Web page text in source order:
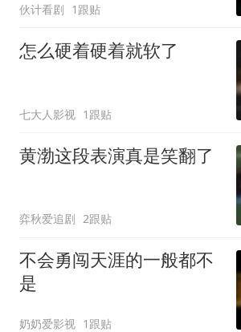
伙计看剧 1跟贴
怎么硬着硬着就软了
七大人影视 1跟贴
黄渤这段表演真是笑翻了
弈秋爱追剧 2跟贴
不会勇闯天涯的一般都不
是
奶奶爱影视 1跟贴